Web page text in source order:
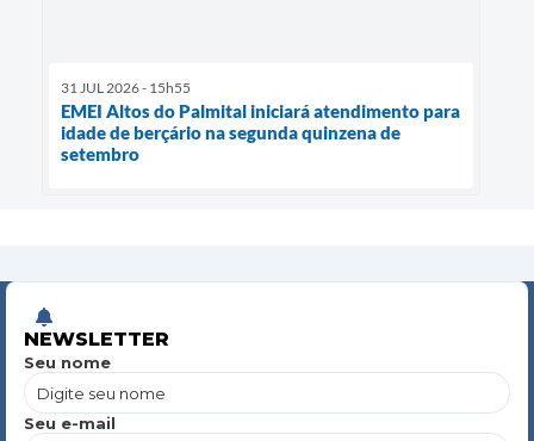
31 JUL 2026 - 15h55
EMEI Altos do Palmital iniciará atendimento para
idade de berçário na segunda quinzena de
setembro
NEWSLETTER
Seu nome
Seu e-mail